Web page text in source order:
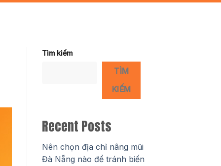
Tìm kiếm
TÌM
KIẾM
Recent Posts
Nên chọn địa chỉ nâng mũi
Đà Nẵng nào để tránh biến